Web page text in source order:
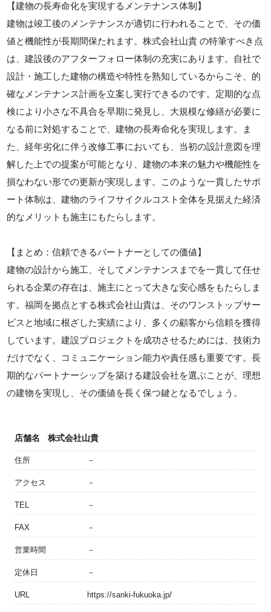
【建物の長寿命化を実現するメンテナンス体制】
建物は竣工後のメンテナンスが適切に行われることで、その価
値と機能性が長期間保たれます。株式会社山貴 の特筆すべき点
は、建設後のアフターフォロー体制の充実にあります。自社で
設計・施工した建物の構造や特性を熟知しているからこそ、的
確なメンテナンス計画を立案し実行できるのです。定期的な点
検により小さな不具合を早期に発見し、大規模な修繕が必要に
なる前に対処することで、建物の長寿命化を実現します。ま
た、経年劣化に伴う改修工事においても、当初の設計意図を理
解した上での提案が可能となり、建物の本来の魅力や機能性を
損なわない形での更新が実現します。このような一貫したサポ
ート体制は、建物のライフサイクルコスト全体を見据えた経済
的なメリットも施主にもたらします。
【まとめ：信頼できるパートナーとしての価値】
建物の設計から施工、そしてメンテナンスまでを一貫して任せ
られる企業の存在は、施主にとって大きな安心感をもたらしま
す。福岡を拠点とする株式会社山貴は、そのワンストップサー
ビスと地域に根ざした実績により、多くの顧客から信頼を獲得
しています。建設プロジェクトを成功させるためには、技術力
だけでなく、コミュニケーション能力や責任感も重要です。長
期的なパートナーシップを築ける建設会社を選ぶことが、理想
の建物を実現し、その価値を長く保つ鍵となるでしょう。
店舗名 株式会社山貴
住所 －
アクセス －
TEL －
FAX －
営業時間 －
定休日 －
URL https://sanki-fukuoka.jp/